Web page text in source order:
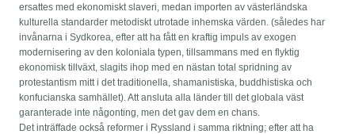
ersattes med ekonomiskt slaveri, medan importen av västerländska
kulturella standarder metodiskt utrotade inhemska värden. (således har
invånarna i Sydkorea, efter att ha fått en kraftig impuls av exogen
modernisering av den koloniala typen, tillsammans med en flyktig
ekonomisk tillväxt, slagits ihop med en nästan total spridning av
protestantism mitt i det traditionella, shamanistiska, buddhistiska och
konfucianska samhället). Att ansluta alla länder till det globala väst
garanterade inte någonting, men det gav dem en chans.
Det inträffade också reformer i Ryssland i samma riktning; efter att ha